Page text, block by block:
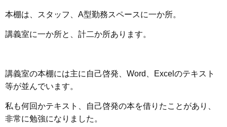
本棚は、スタッフ、A型勤務スペースに一か所。
講義室に一か所と、計二か所あります。
講義室の本棚には主に自己啓発、Word、Excelのテキスト
等が並んでいます。
私も何回かテキスト、自己啓発の本を借りたことがあり、
非常に勉強になりました。